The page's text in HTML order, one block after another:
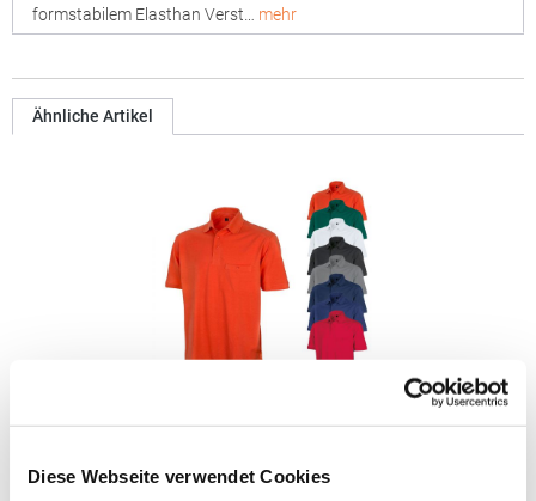
Diese Webseite verwendet Cookies
formstabilem Elasthan Verst… mehr
Ähnliche Artikel